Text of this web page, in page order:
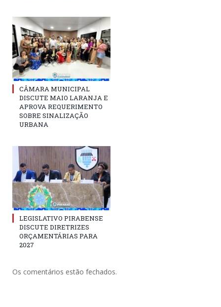
CÂMARA MUNICIPAL
DISCUTE MAIO LARANJA E
APROVA REQUERIMENTO
SOBRE SINALIZAÇÃO
URBANA
LEGISLATIVO PIRABENSE
DISCUTE DIRETRIZES
ORÇAMENTÁRIAS PARA
2027
Os comentários estão fechados.